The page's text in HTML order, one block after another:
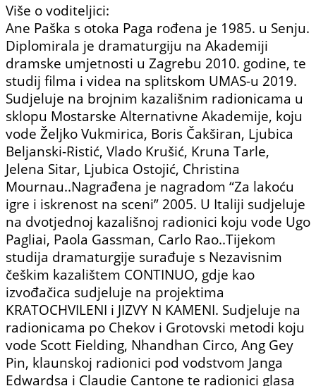
Više o voditeljici:
Ane Paška s otoka Paga rođena je 1985. u Senju.
Diplomirala je dramaturgiju na Akademiji
dramske umjetnosti u Zagrebu 2010. godine, te
studij filma i videa na splitskom UMAS-u 2019.
Sudjeluje na brojnim kazališnim radionicama u
sklopu Mostarske Alternativne Akademije, koju
vode Željko Vukmirica, Boris Čakširan, Ljubica
Beljanski-Ristić, Vlado Krušić, Kruna Tarle,
Jelena Sitar, Ljubica Ostojić, Christina
Mournau..Nagrađena je nagradom “Za lakoću
igre i iskrenost na sceni” 2005. U Italiji sudjeluje
na dvotjednoj kazališnoj radionici koju vode Ugo
Pagliai, Paola Gassman, Carlo Rao..Tijekom
studija dramaturgije surađuje s Nezavisnim
češkim kazalištem CONTINUO, gdje kao
izvođačica sudjeluje na projektima
KRATOCHVILENI i JIZVY N KAMENI. Sudjeluje na
radionicama po Chekov i Grotovski metodi koju
vode Scott Fielding, Nhandhan Circo, Ang Gey
Pin, klaunskoj radionici pod vodstvom Janga
Edwardsa i Claudie Cantone te radionici glasa